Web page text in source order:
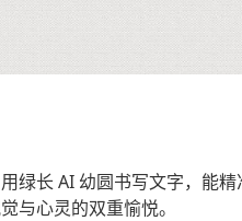
绿长 AI 幼圆书写文字，能
与心灵的双重愉悦。